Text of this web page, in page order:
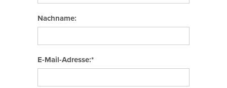
Nachname:
E-Mail-Adresse:*